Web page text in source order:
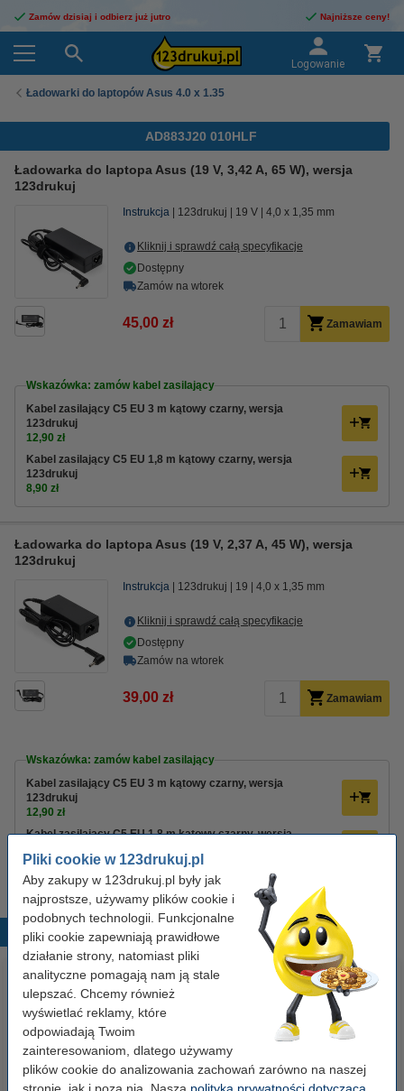
Pliki cookie w 123drukuj.pl
Aby zakupy w 123drukuj.pl były jak
najprostsze, używamy plików cookie i
podobnych technologii. Funkcjonalne
pliki cookie zapewniają prawidłowe
działanie strony, natomiast pliki
analityczne pomagają nam ją stale
ulepszać. Chcemy również
wyświetlać reklamy, które
odpowiadają Twoim
zainteresowaniom, dlatego używamy
plików cookie do analizowania zachowań zarówno na naszej
stronie, jak i poza nią. Nasza polityka prywatności dotycząca
Zamów dzisiaj i odbierz już jutro Najniższe ceny!
Logowanie
Ładowarki do laptopów Asus 4.0 x 1.35
AD883J20 010HLF
Ładowarka do laptopa Asus (19 V, 3,42 A, 65 W), wersja
123drukuj
Instrukcja 123drukuj 19 V 4,0 x 1,35 mm
Kliknij i sprawdź całą specyfikacje
Dostępny
Zamów na wtorek
45,00 zł Zamawiam
Wskazówka: zamów kabel zasilający
Kabel zasilający C5 EU 3 m kątowy czarny, wersja
123drukuj
12,90 zł
Kabel zasilający C5 EU 1,8 m kątowy czarny, wersja
123drukuj
8,90 zł
Ładowarka do laptopa Asus (19 V, 2,37 A, 45 W), wersja
123drukuj
Instrukcja 123drukuj 19 4,0 x 1,35 mm
Kliknij i sprawdź całą specyfikacje
Dostępny
Zamów na wtorek
39,00 zł Zamawiam
Wskazówka: zamów kabel zasilający
Kabel zasilający C5 EU 3 m kątowy czarny, wersja
123drukuj
12,90 zł
Kabel zasilający C5 EU 1,8 m kątowy czarny, wersja
8,90 zł
Popularne produkty